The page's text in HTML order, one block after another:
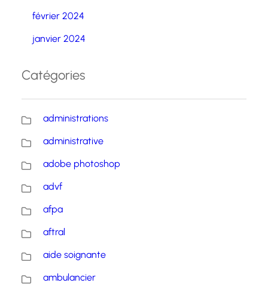
février 2024
janvier 2024
Catégories
administrations
administrative
adobe photoshop
advf
afpa
aftral
aide soignante
ambulancier